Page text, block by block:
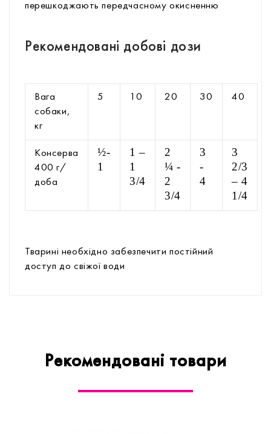
перешкоджають передчасному окисненню
Рекомендовані добові дози
Вага
собаки,
кг
5 10 20 30 40
Консерва
400 г/
доба
½-
1
1 –
1
3/4
2
¼ -
2
3/4
3
-
4
3
2/3
– 4
1/4
Тварині необхідно забезпечити постійний
доступ до свіжої води
Рекомендовані товари